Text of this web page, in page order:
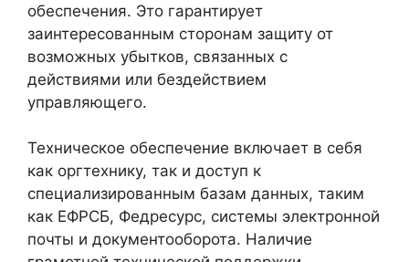
обеспечения. Это гарантирует
заинтересованным сторонам защиту от
возможных убытков, связанных с
действиями или бездействием
управляющего.
Техническое обеспечение включает в себя
как оргтехнику, так и доступ к
специализированным базам данных, таким
как ЕФРСБ, Федресурс, системы электронной
почты и документооборота. Наличие